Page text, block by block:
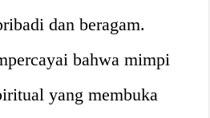
dan beragam.
bahwa mimpi
yang membuka